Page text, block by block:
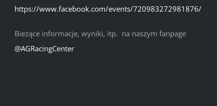
https://www.facebook.com/events/720983272981876/
Bieżące informacje, wyniki, itp. na naszym fanpage
@AGRacingCenter